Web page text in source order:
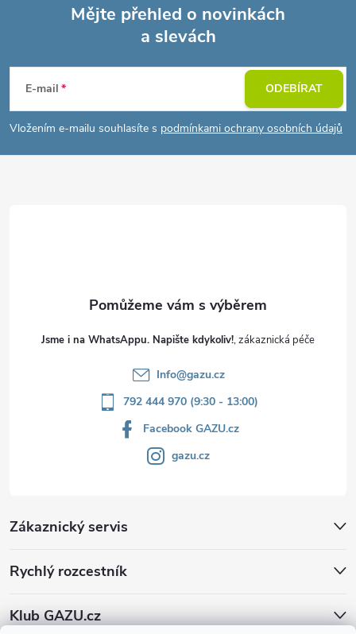
p
a
Mějte přehled o novinkách
a slevách
E-mail
Vložením e-mailu souhlasíte s podmínkami ochrany osobních údajů
ODEBÍRAT
Jsme i na WhatsAppu. Napište kdykoliv!
Info@gazu.cz
792 444 970 (9:30 - 13:00)
Facebook GAZU.cz
gazu.cz
Zákaznický servis
Rychlý rozcestník
Klub GAZU.cz